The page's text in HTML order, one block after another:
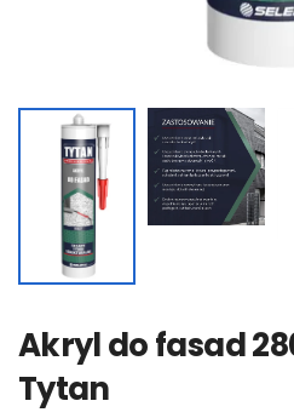
Akryl do fasad
Tytan